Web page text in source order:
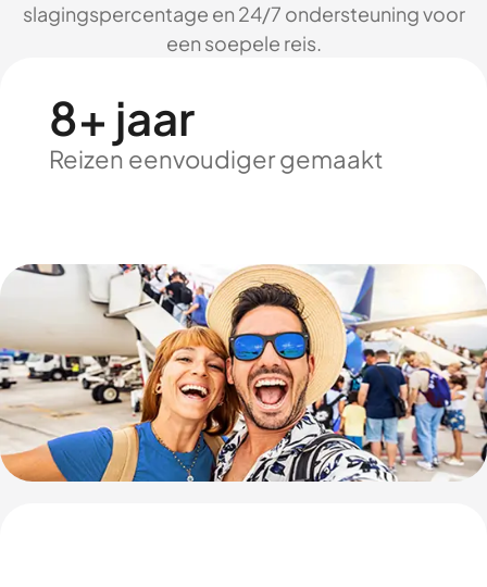
slagingspercentage en 24/7 ondersteuning voor
een soepele reis.
8+ jaar
Reizen eenvoudiger gemaakt